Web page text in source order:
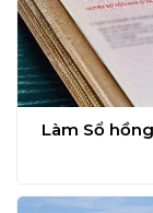
Làm Sổ